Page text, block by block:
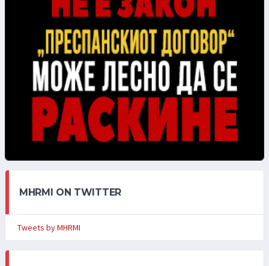
MHRMI ON TWITTER
Tweets by MHRMI